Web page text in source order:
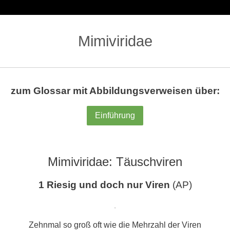
Mimiviridae
zum Glossar mit Abbildungsverweisen über:
Einführung
Mimiviridae: Täuschviren
1 Riesig und doch nur Viren (AP)
Zehnmal so groß oft wie die Mehrzahl der Viren